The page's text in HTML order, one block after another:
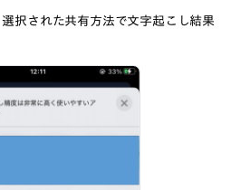
択された共有方法で文字起こし結果